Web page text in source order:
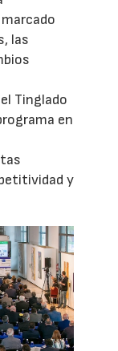
las
Tinglado
en
y